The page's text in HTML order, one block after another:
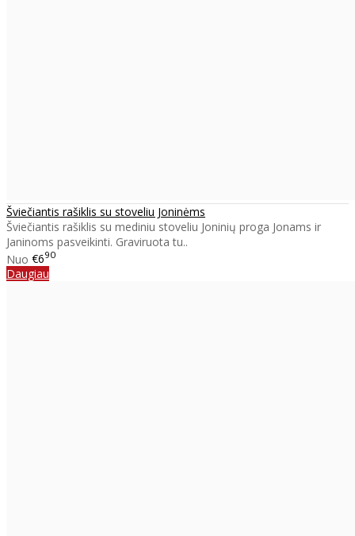
Šviečiantis rašiklis su stoveliu Joninėms
Šviečiantis rašiklis su mediniu stoveliu Joninių proga Jonams ir
Janinoms pasveikinti. Graviruota tu..
Nuo €690
Daugiau